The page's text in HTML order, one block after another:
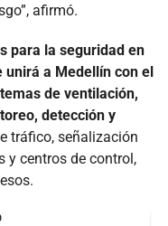
afirmó.
para la seguridad en
unirá a Medellín con el
de ventilación,
detección y
tráfico, señalización
y centros de control,